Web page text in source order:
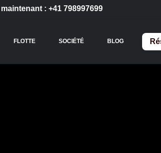
: +41 798997699
FLOTTE SOCIÉTÉ BLOG